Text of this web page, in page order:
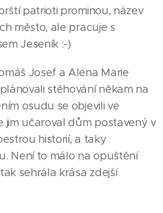
patrioti prominou, název
město, ale pracuje s
Jeseník :-)
Josef a Alena Marie
stěhování někam na
osudu se objevili ve
jim učaroval dům postavený v
historií, a taky
Není to málo na opuštění
sehrála krása zdejší